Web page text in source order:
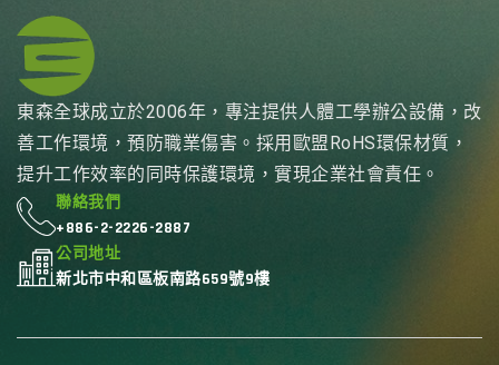
東森全球成立於2006年，專注提供人體工學辦公設備，改
善工作環境，預防職業傷害。採用歐盟RoHS環保材質，
提升工作效率的同時保護環境，實現企業社會責任。
聯絡我們
+886-2-2226-2887
公司地址
新北市中和區板南路659號9樓